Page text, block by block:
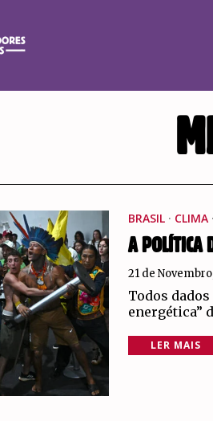
BRASIL · CLIMA ·
A POLÍTICA
21 de
Todos
energética”
LER MAIS